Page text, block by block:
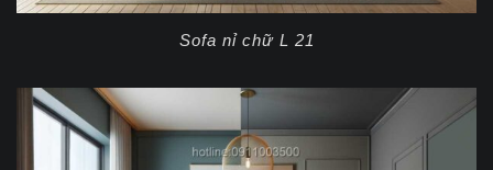
Sofa nỉ chữ L 21